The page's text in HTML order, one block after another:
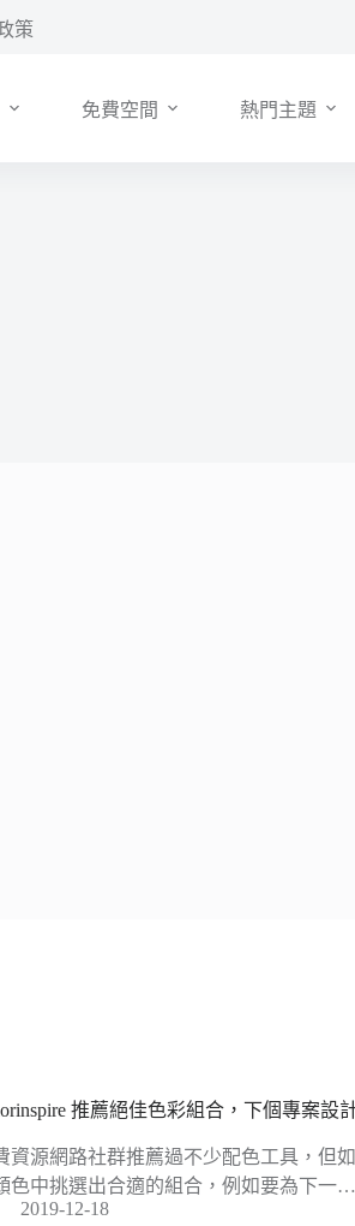
策
免費空間 熱門主題
推薦絕佳色彩組合，下個專案設
資源網路社群推薦過不少配色工具，但
色中挑選出合適的組合，例如要為下一…
2019-12-18